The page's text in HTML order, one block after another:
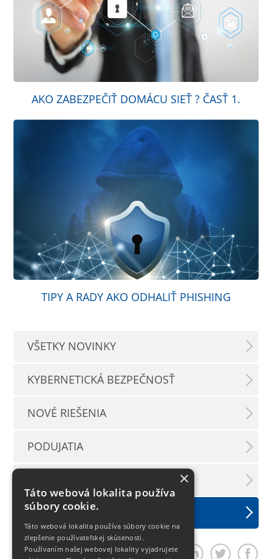
AKO ZABEZPEČIŤ DOMÁCU SIEŤ ? ČASŤ 1.
TIPY A RADY AKO ODHALIŤ PHISHING
VŠETKY NOVINKY
KYBERNETICKÁ BEZPEČNOSŤ
NOVÉ RIEŠENIA
PODUJATIA
LX INFORMAČNÝ SERVIS
Zdieľať článok
×
Táto webová lokalita používa
súbory cookie.
Táto webová lokalita používa súbory cookie na
zlepšenie používateľskej skúsenosti.
Používaním našej webovej lokality vyjadrujete